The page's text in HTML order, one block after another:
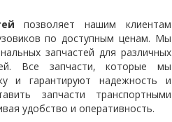
позволяет нашим клиентам
по доступным ценам. Мы
запчастей для различных
Все запчасти, которые мы
и гарантируют надежность и
запчасти транспортными
удобство и оперативность.